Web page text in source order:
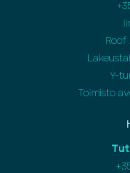
Roof
Y-
Toimisto